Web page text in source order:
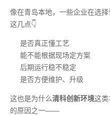
像在青岛本地，一些企业在选择
这几点👇
是否真正懂工艺
能不能根据现场定方案
后期运行稳不稳定
是否方便维护、升级
这也是为什么清科创新环境这类
的原因之一——